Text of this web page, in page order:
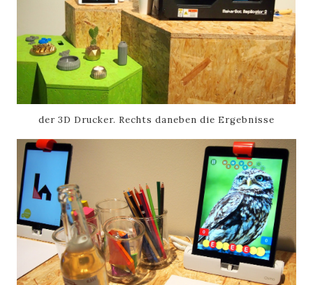
der 3D Drucker. Rechts daneben die Ergebnisse